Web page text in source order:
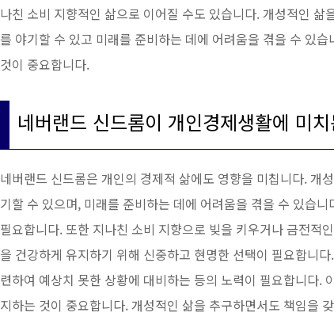
나친 소비 지향적인 삶으로 이어질 수도 있습니다. 개성적인
를 야기할 수 있고 미래를 준비하는 데에 어려움을 겪을 수 있
것이 중요합니다.
네버랜드 신드롬이 개인경제생활에 미
네버랜드 신드롬은 개인의 경제적 삶에도 영향을 미칩니다. 개
기할 수 있으며, 미래를 준비하는 데에 어려움을 겪을 수 있습
필요합니다. 또한 지나친 소비 지향으로 빚을 키우거나 금전적
을 건강하게 유지하기 위해 신중하고 현명한 선택이 필요합니
련하여 예상치 못한 상황에 대비하는 등의 노력이 필요합니다.
지하는 것이 중요합니다. 개성적인 삶을 추구하면서도 책임을